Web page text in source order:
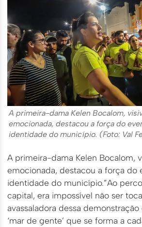
A primeira-dama Kelen Bocalom,
emocionada, destacou a força do
identidade do município. (Foto: Val
A primeira-dama Kelen Bocalom,
emocionada, destacou a força do
identidade do município.”Ao
capital, era impossível não ser
avassaladora dessa
‘mar de gente’ que se forma a